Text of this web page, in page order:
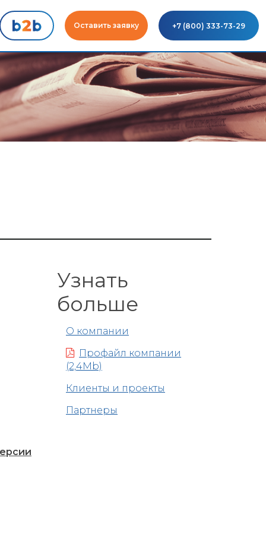
Оставить заявку +7 (800) 333-73-29
Узнать
больше
О компании
Профайл компании
(2,4Mb)
Клиенты и проекты
Партнеры